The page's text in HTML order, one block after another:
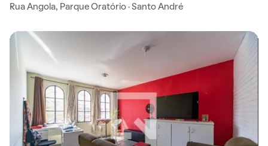
Rua Angola, Parque Oratório · Santo André